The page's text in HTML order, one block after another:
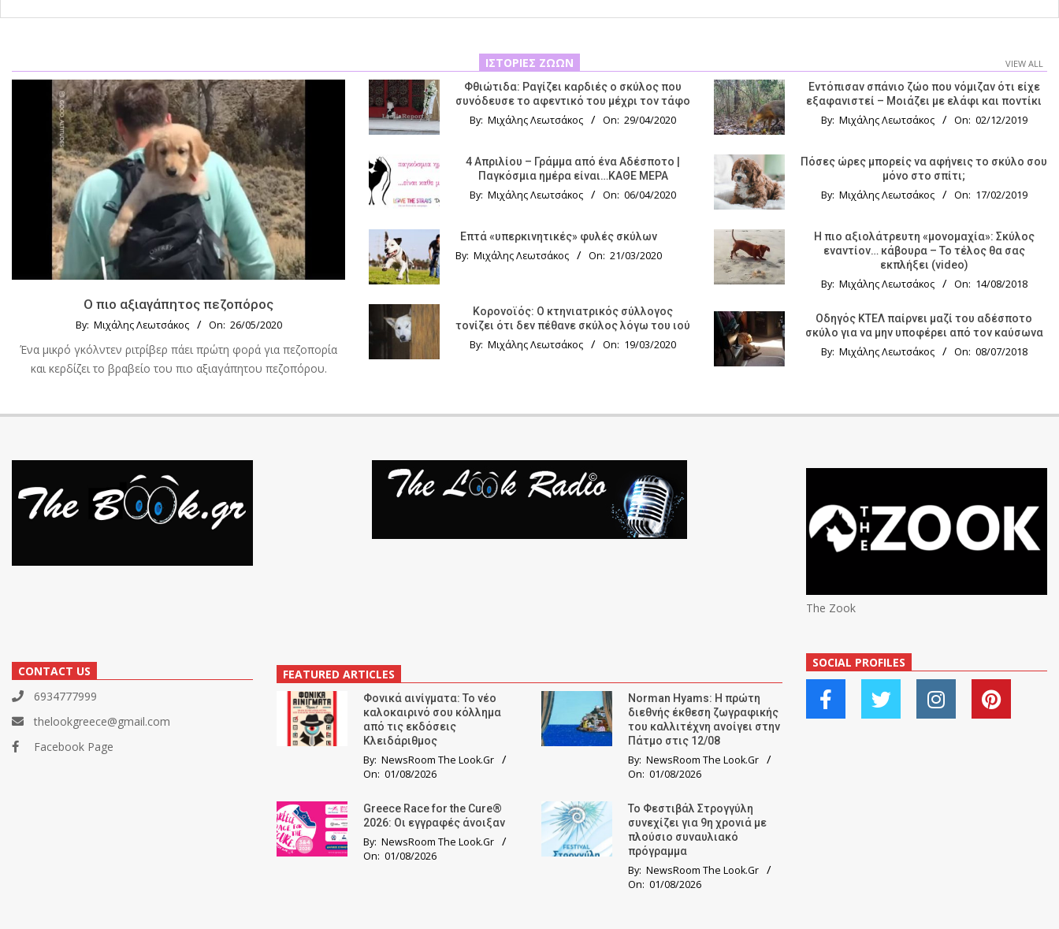
ΙΣΤΟΡΊΕΣ ΖΏΩΝ VIEW ALL
Ο πιο αξιαγάπητος πεζοπόρος
By: Μιχάλης Λεωτσάκος On: 26/05/2020
Ένα μικρό γκόλντεν ριτρίβερ πάει πρώτη φορά για πεζοπορία
και κερδίζει το βραβείο του πιο αξιαγάπητου πεζοπόρου.
Φθιώτιδα: Ραγίζει καρδιές ο σκύλος που
συνόδευσε το αφεντικό του μέχρι τον τάφο
By: Μιχάλης Λεωτσάκος On: 29/04/2020
4 Απριλίου – Γράμμα από ένα Αδέσποτο |
Παγκόσμια ημέρα είναι…ΚΑΘΕ ΜΕΡΑ
By: Μιχάλης Λεωτσάκος On: 06/04/2020
Επτά «υπερκινητικές» φυλές σκύλων
By: Μιχάλης Λεωτσάκος On: 21/03/2020
Κορονοϊός: Ο κτηνιατρικός σύλλογος
τονίζει ότι δεν πέθανε σκύλος λόγω του ιού
By: Μιχάλης Λεωτσάκος On: 19/03/2020
Εντόπισαν σπάνιο ζώο που νόμιζαν ότι είχε
εξαφανιστεί – Μοιάζει με ελάφι και ποντίκι
By: Μιχάλης Λεωτσάκος On: 02/12/2019
Πόσες ώρες μπορείς να αφήνεις το σκύλο σου
μόνο στο σπίτι;
By: Μιχάλης Λεωτσάκος On: 17/02/2019
Η πιο αξιολάτρευτη «μονομαχία»: Σκύλος
εναντίον… κάβουρα – Το τέλος θα σας
εκπλήξει (video)
By: Μιχάλης Λεωτσάκος On: 14/08/2018
Οδηγός KTΕΛ παίρνει μαζί του αδέσποτο
σκύλο για να μην υποφέρει από τον καύσωνα
By: Μιχάλης Λεωτσάκος On: 08/07/2018
CONTACT US
6934777999
thelookgreece@gmail.com
Facebook Page
FEATURED ARTICLES
Φονικά αινίγματα: Το νέο
καλοκαιρινό σου κόλλημα
από τις εκδόσεις
Κλειδάριθμος
By: NewsRoom The Look.Gr
On: 01/08/2026
Greece Race for the Cure®
2026: Οι εγγραφές άνοιξαν
By: NewsRoom The Look.Gr
On: 01/08/2026
Norman Hyams: Η πρώτη
διεθνής έκθεση ζωγραφικής
του καλλιτέχνη ανοίγει στην
Πάτμο στις 12/08
By: NewsRoom The Look.Gr
On: 01/08/2026
Το Φεστιβάλ Στρογγύλη
συνεχίζει για 9η χρονιά με
πλούσιο συναυλιακό
πρόγραμμα
By: NewsRoom The Look.Gr
On: 01/08/2026
The Zook
SOCIAL PROFILES